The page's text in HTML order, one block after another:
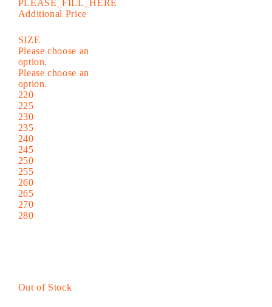
PLEASE_FILL_HERE
Additional Price
SIZE
Please choose an
option.
Please choose an
option.
220
225
230
235
240
245
250
255
260
265
270
280
Out of Stock